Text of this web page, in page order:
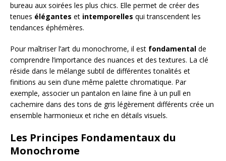
bureau aux soirées les plus chics. Elle permet de créer des
tenues élégantes et intemporelles qui transcendent les
tendances éphémères.
Pour maîtriser l’art du monochrome, il est fondamental de
comprendre l’importance des nuances et des textures. La clé
réside dans le mélange subtil de différentes tonalités et
finitions au sein d’une même palette chromatique. Par
exemple, associer un pantalon en laine fine à un pull en
cachemire dans des tons de gris légèrement différents crée un
ensemble harmonieux et riche en détails visuels.
Les Principes Fondamentaux du
Monochrome